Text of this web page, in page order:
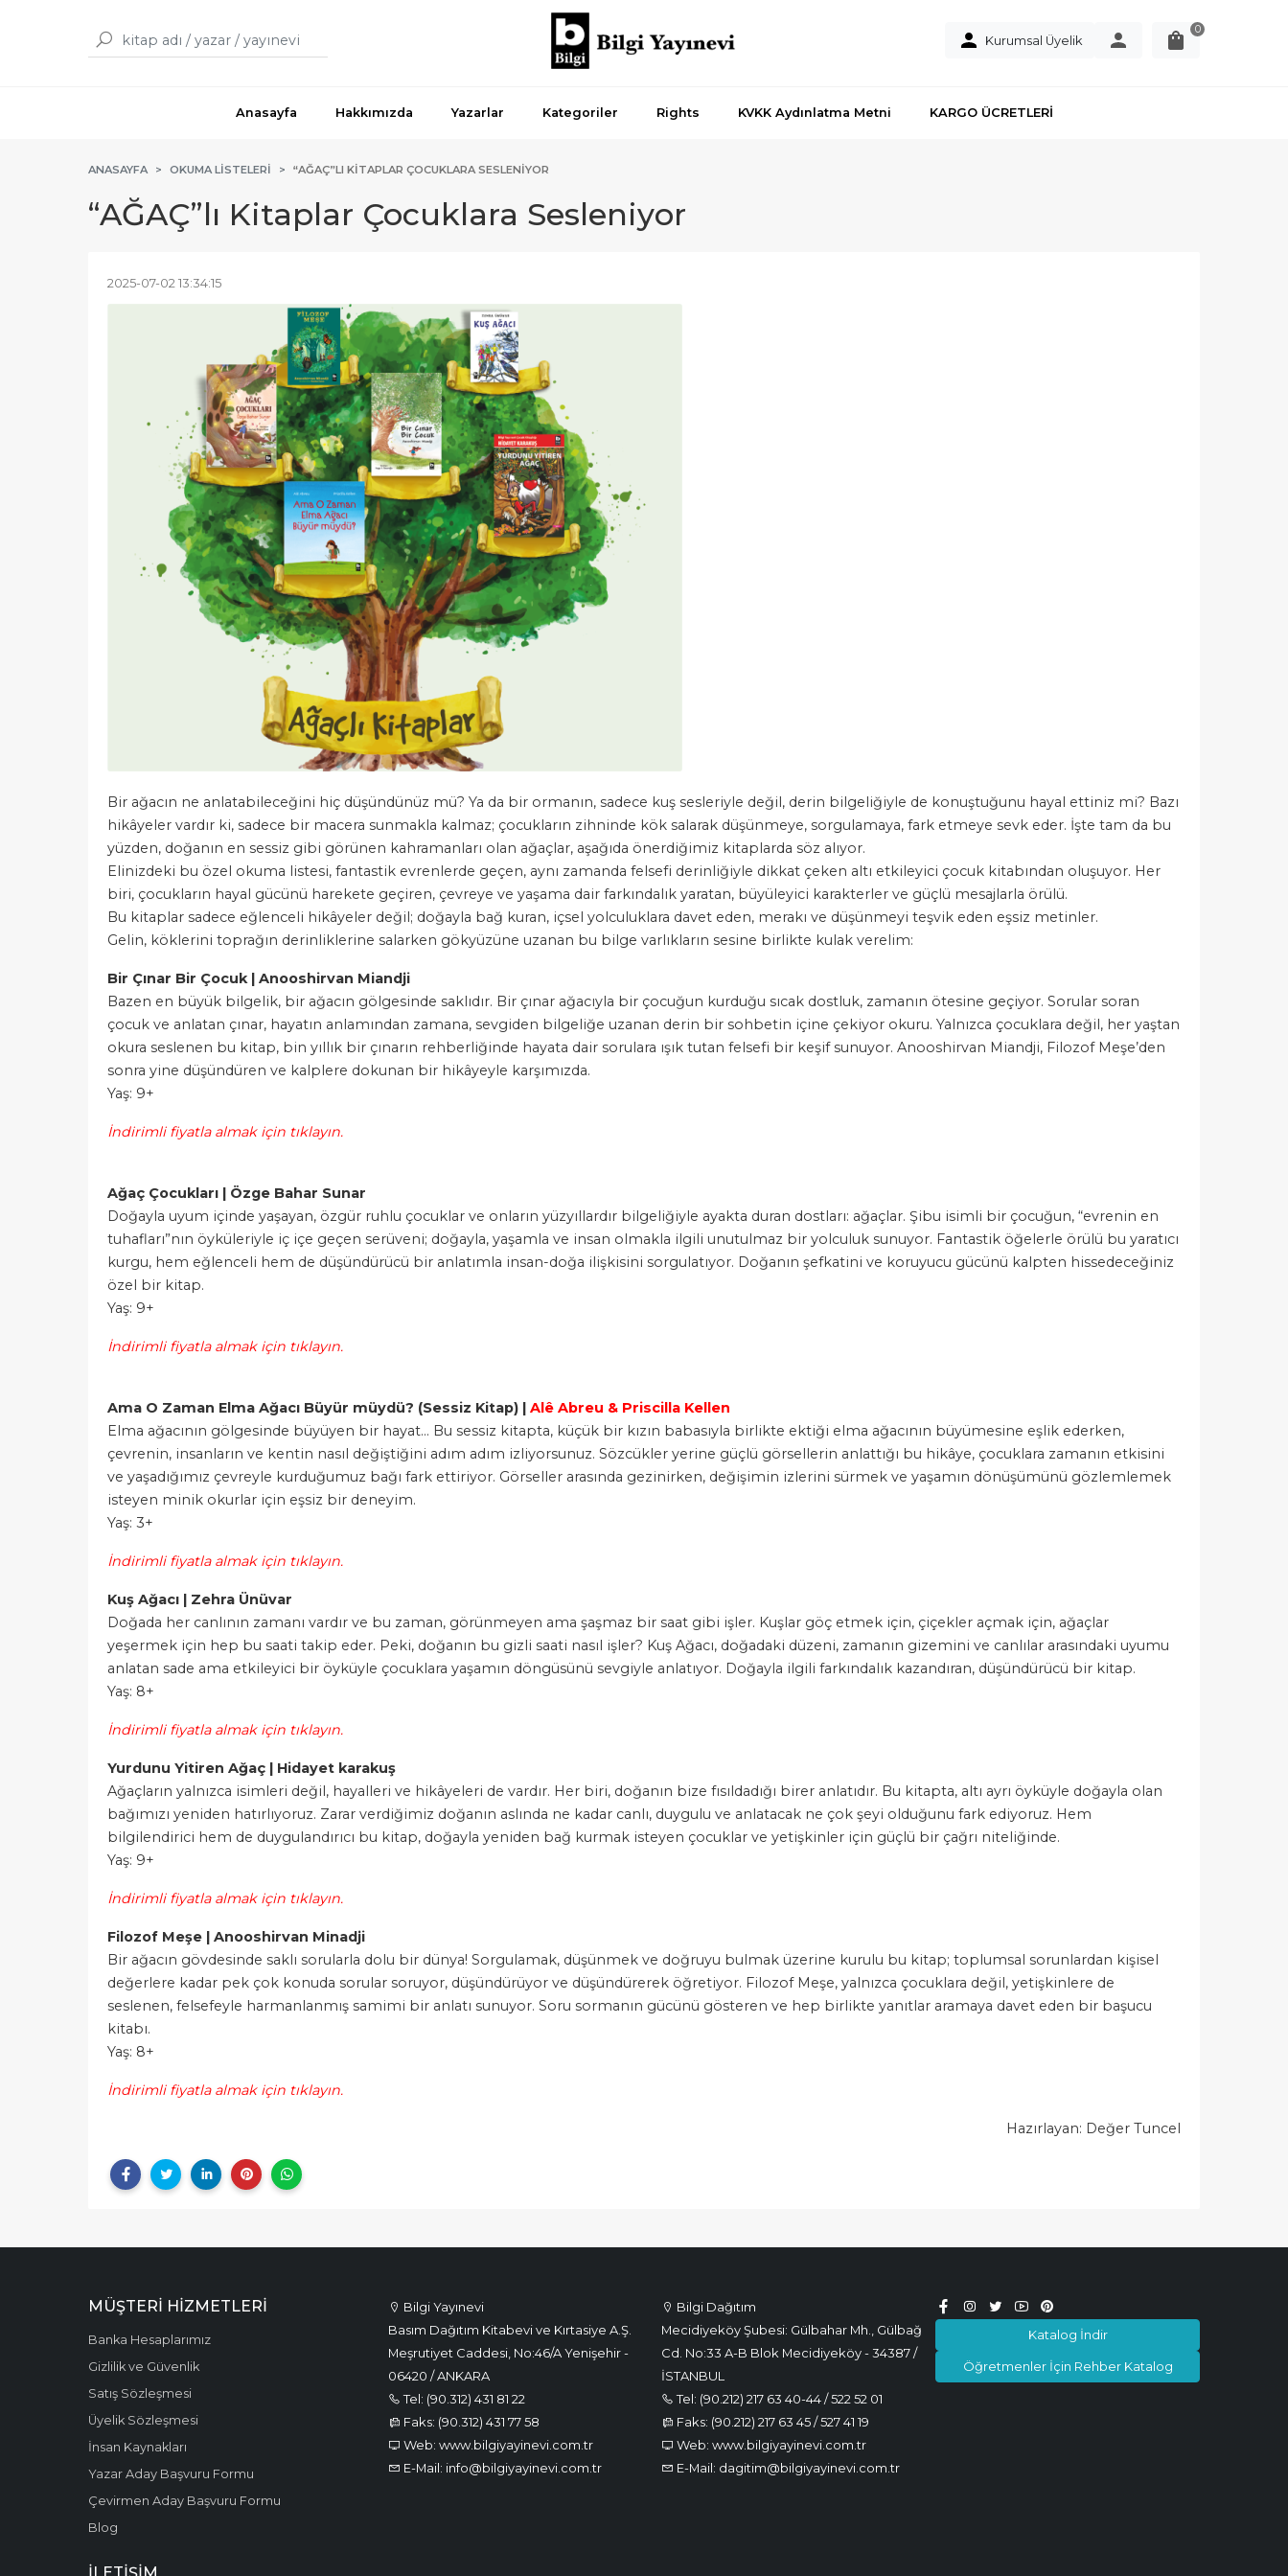
Kurumsal Üyelik
0
Anasayfa Hakkımızda Yazarlar Kategoriler Rights KVKK Aydınlatma Metni KARGO ÜCRETLERİ
ANASAYFA OKUMA LISTELERI “AĞAÇ”LI KITAPLAR ÇOCUKLARA SESLENIYOR
“AĞAÇ”lı Kitaplar Çocuklara Sesleniyor
2025-07-02 13:34:15
Bir ağacın ne anlatabileceğini hiç düşündünüz mü? Ya da bir ormanın, sadece kuş sesleriyle değil, derin bilgeliğiyle de konuştuğunu hayal ettiniz mi? Bazı
hikâyeler vardır ki, sadece bir macera sunmakla kalmaz; çocukların zihninde kök salarak düşünmeye, sorgulamaya, fark etmeye sevk eder. İşte tam da bu
yüzden, doğanın en sessiz gibi görünen kahramanları olan ağaçlar, aşağıda önerdiğimiz kitaplarda söz alıyor.
Elinizdeki bu özel okuma listesi, fantastik evrenlerde geçen, aynı zamanda felsefi derinliğiyle dikkat çeken altı etkileyici çocuk kitabından oluşuyor. Her
biri, çocukların hayal gücünü harekete geçiren, çevreye ve yaşama dair farkındalık yaratan, büyüleyici karakterler ve güçlü mesajlarla örülü.
Bu kitaplar sadece eğlenceli hikâyeler değil; doğayla bağ kuran, içsel yolculuklara davet eden, merakı ve düşünmeyi teşvik eden eşsiz metinler.
Gelin, köklerini toprağın derinliklerine salarken gökyüzüne uzanan bu bilge varlıkların sesine birlikte kulak verelim:
Bir Çınar Bir Çocuk | Anooshirvan Miandji
Bazen en büyük bilgelik, bir ağacın gölgesinde saklıdır. Bir çınar ağacıyla bir çocuğun kurduğu sıcak dostluk, zamanın ötesine geçiyor. Sorular soran
çocuk ve anlatan çınar, hayatın anlamından zamana, sevgiden bilgeliğe uzanan derin bir sohbetin içine çekiyor okuru. Yalnızca çocuklara değil, her yaştan
okura seslenen bu kitap, bin yıllık bir çınarın rehberliğinde hayata dair sorulara ışık tutan felsefi bir keşif sunuyor. Anooshirvan Miandji, Filozof Meşe’den
sonra yine düşündüren ve kalplere dokunan bir hikâyeyle karşımızda.
Yaş: 9+
İndirimli fiyatla almak için tıklayın.
Ağaç Çocukları | Özge Bahar Sunar
Doğayla uyum içinde yaşayan, özgür ruhlu çocuklar ve onların yüzyıllardır bilgeliğiyle ayakta duran dostları: ağaçlar. Şibu isimli bir çocuğun, “evrenin en
tuhafları”nın öyküleriyle iç içe geçen serüveni; doğayla, yaşamla ve insan olmakla ilgili unutulmaz bir yolculuk sunuyor. Fantastik öğelerle örülü bu yaratıcı
kurgu, hem eğlenceli hem de düşündürücü bir anlatımla insan-doğa ilişkisini sorgulatıyor. Doğanın şefkatini ve koruyucu gücünü kalpten hissedeceğiniz
özel bir kitap.
Yaş: 9+
İndirimli fiyatla almak için tıklayın.
Ama O Zaman Elma Ağacı Büyür müydü? (Sessiz Kitap) | Alê Abreu & Priscilla Kellen
Elma ağacının gölgesinde büyüyen bir hayat… Bu sessiz kitapta, küçük bir kızın babasıyla birlikte ektiği elma ağacının büyümesine eşlik ederken,
çevrenin, insanların ve kentin nasıl değiştiğini adım adım izliyorsunuz. Sözcükler yerine güçlü görsellerin anlattığı bu hikâye, çocuklara zamanın etkisini
ve yaşadığımız çevreyle kurduğumuz bağı fark ettiriyor. Görseller arasında gezinirken, değişimin izlerini sürmek ve yaşamın dönüşümünü gözlemlemek
isteyen minik okurlar için eşsiz bir deneyim.
Yaş: 3+
İndirimli fiyatla almak için tıklayın.
Kuş Ağacı | Zehra Ünüvar
Doğada her canlının zamanı vardır ve bu zaman, görünmeyen ama şaşmaz bir saat gibi işler. Kuşlar göç etmek için, çiçekler açmak için, ağaçlar
yeşermek için hep bu saati takip eder. Peki, doğanın bu gizli saati nasıl işler? Kuş Ağacı, doğadaki düzeni, zamanın gizemini ve canlılar arasındaki uyumu
anlatan sade ama etkileyici bir öyküyle çocuklara yaşamın döngüsünü sevgiyle anlatıyor. Doğayla ilgili farkındalık kazandıran, düşündürücü bir kitap.
Yaş: 8+
İndirimli fiyatla almak için tıklayın.
Yurdunu Yitiren Ağaç | Hidayet karakuş
Ağaçların yalnızca isimleri değil, hayalleri ve hikâyeleri de vardır. Her biri, doğanın bize fısıldadığı birer anlatıdır. Bu kitapta, altı ayrı öyküyle doğayla olan
bağımızı yeniden hatırlıyoruz. Zarar verdiğimiz doğanın aslında ne kadar canlı, duygulu ve anlatacak ne çok şeyi olduğunu fark ediyoruz. Hem
bilgilendirici hem de duygulandırıcı bu kitap, doğayla yeniden bağ kurmak isteyen çocuklar ve yetişkinler için güçlü bir çağrı niteliğinde.
Yaş: 9+
İndirimli fiyatla almak için tıklayın.
Filozof Meşe | Anooshirvan Minadji
Bir ağacın gövdesinde saklı sorularla dolu bir dünya! Sorgulamak, düşünmek ve doğruyu bulmak üzerine kurulu bu kitap; toplumsal sorunlardan kişisel
değerlere kadar pek çok konuda sorular soruyor, düşündürüyor ve düşündürerek öğretiyor. Filozof Meşe, yalnızca çocuklara değil, yetişkinlere de
seslenen, felsefeyle harmanlanmış samimi bir anlatı sunuyor. Soru sormanın gücünü gösteren ve hep birlikte yanıtlar aramaya davet eden bir başucu
kitabı.
Yaş: 8+
İndirimli fiyatla almak için tıklayın.
Hazırlayan: Değer Tuncel
Bilgi Yayınevi
Basım Dağıtım Kitabevi ve Kırtasiye A.Ş.
Meşrutiyet Caddesi, No:46/A Yenişehir -
06420 / ANKARA
Tel: (90.312) 431 81 22
Faks: (90.312) 431 77 58
Web: www.bilgiyayinevi.com.tr
E-Mail: info@bilgiyayinevi.com.tr
Bilgi Dağıtım
Mecidiyeköy Şubesi: Gülbahar Mh., Gülbağ
Cd. No:33 A-B Blok Mecidiyeköy - 34387 /
İSTANBUL
Tel: (90.212) 217 63 40-44 / 522 52 01
Faks: (90.212) 217 63 45 / 527 41 19
Web: www.bilgiyayinevi.com.tr
E-Mail: dagitim@bilgiyayinevi.com.tr
Katalog İndir
Öğretmenler İçin Rehber Katalog
MÜŞTERI HIZMETLERI
Banka Hesaplarımız
Gizlilik ve Güvenlik
Satış Sözleşmesi
Üyelik Sözleşmesi
İnsan Kaynakları
Yazar Aday Başvuru Formu
Çevirmen Aday Başvuru Formu
Blog
İLETIŞIM